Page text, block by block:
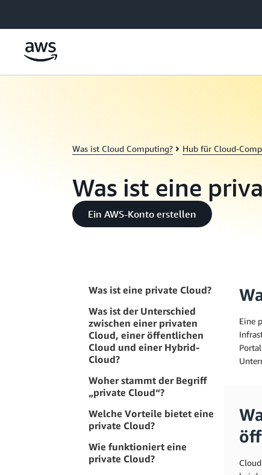
Was ist Cloud Computing? Hub für Cloud-
Was ist eine
Ein AWS-Konto erstellen
Was ist eine private Cloud?
Was ist der Unterschied
zwischen einer privaten
Cloud, einer öffentlichen
Cloud und einer Hybrid-
Cloud?
Woher stammt der Begriff
„private Cloud“?
Welche Vorteile bietet eine
private Cloud?
Wie funktioniert eine
private Cloud?
Eine